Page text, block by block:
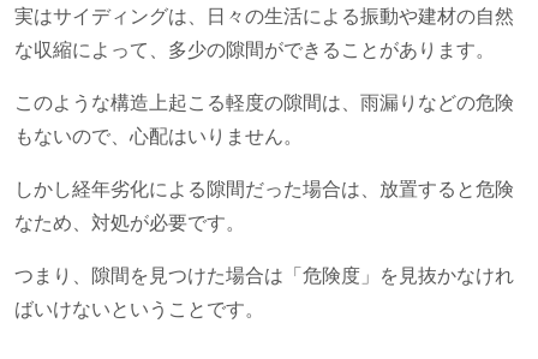
実はサイディングは、日々の生活による振動や建材の自然
な収縮によって、多少の隙間ができることがあります。
このような構造上起こる軽度の隙間は、雨漏りなどの危険
もないので、心配はいりません。
しかし経年劣化による隙間だった場合は、放置すると危険
なため、対処が必要です。
つまり、隙間を見つけた場合は「危険度」を見抜かなけれ
ばいけないということです。